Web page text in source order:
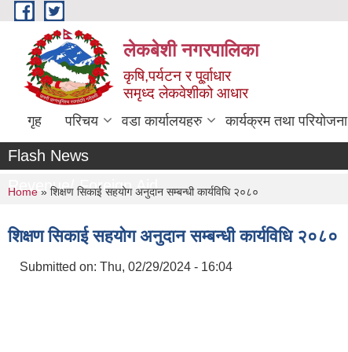
Skip to main content
लेकबेशी नगरपालिका
कृषि,पर्यटन र पू्र्वाधार
समृध्द लेकवेशीको आधार
गृह परिचय वडा कार्यालयहरु कार्यक्रम तथा परियोजना
Flash News
Revenue/ Foreign Aid
You are here
Home » शिक्षण सिकाई सहयोग अनुदान सम्बन्धी कार्यविधि २०८०
शिक्षण सिकाई सहयोग अनुदान सम्बन्धी कार्यविधि २०८०
Submitted on: Thu, 02/29/2024 - 16:04